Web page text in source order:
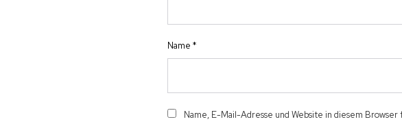
Name*
Name, E-Mail-Adresse und Website in diesem